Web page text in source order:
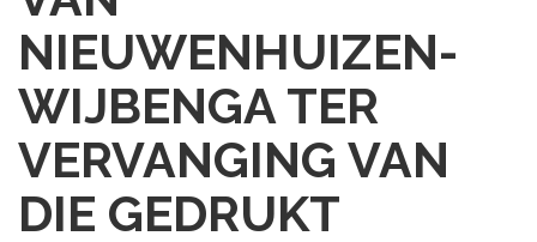
NIEUWENHUIZEN-
WIJBENGA TER
VERVANGING VAN
DIE GEDRUKT